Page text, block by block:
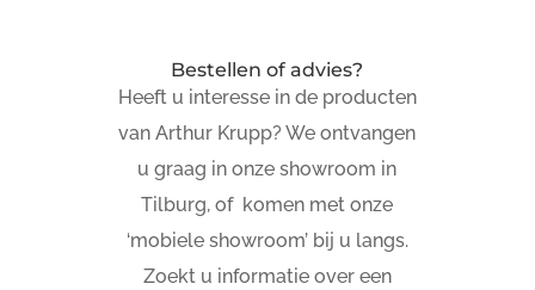
Bestellen of advies?
Heeft u interesse in de producten
van Arthur Krupp? We ontvangen
u graag in onze showroom in
Tilburg, of komen met onze
‘mobiele showroom’ bij u langs.
Zoekt u informatie over een